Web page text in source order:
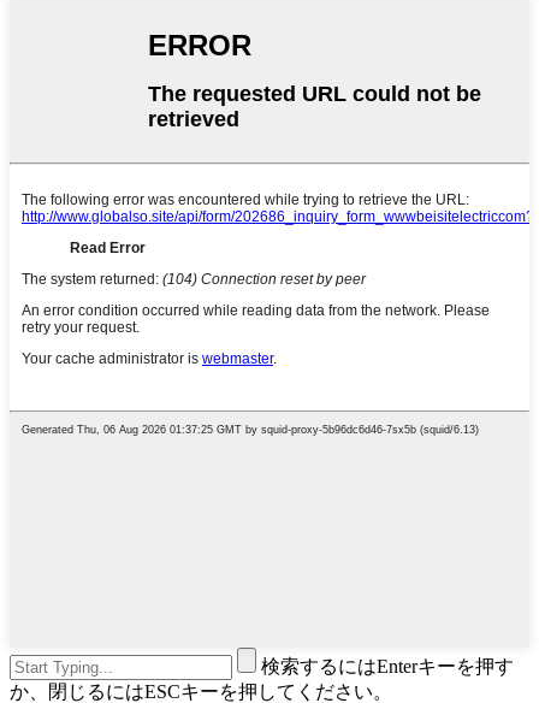
検索するにはEnterキーを押す
か、閉じるにはESCキーを押してください。